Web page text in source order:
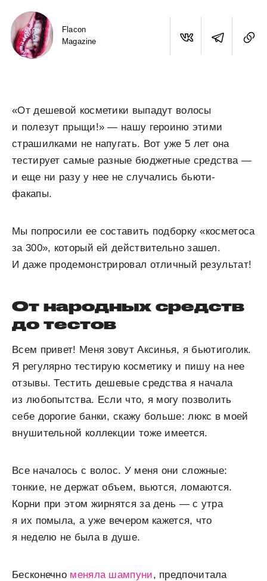
Flacon
Magazine
«От дешевой косметики выпадут волосы
и полезут прыщи!» — нашу героиню этими
страшилками не напугать. Вот уже 5 лет она
тестирует самые разные бюджетные средства —
и еще ни разу у нее не случались бьюти-
факапы.
Мы попросили ее составить подборку «косметоса
за 300», который ей действительно зашел.
И даже продемонстрировал отличный результат!
От народных средств
до тестов
Всем привет! Меня зовут Аксинья, я бьютиголик.
Я регулярно тестирую косметику и пишу на нее
отзывы. Тестить дешевые средства я начала
из любопытства. Если что, я могу позволить
себе дорогие банки, скажу больше: люкс в моей
внушительной коллекции тоже имеется.
Все началось с волос. У меня они сложные:
тонкие, не держат объем, вьются, ломаются.
Корни при этом жирнятся за день — с утра
я их помыла, а уже вечером кажется, что
я неделю не была в душе.
Бесконечно меняла шампуни, предпочитала